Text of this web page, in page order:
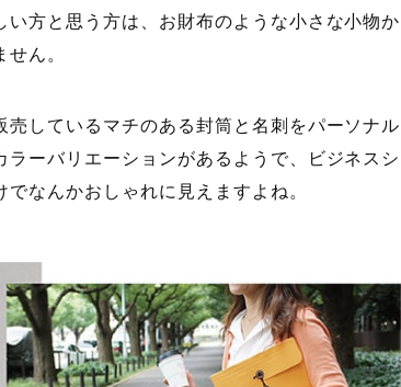
方と思う方は、お財布のような小さな小物か
ん。
しているマチのある封筒と名刺をパーソナル
ーバリエーションがあるようで、ビジネスシ
なんかおしゃれに見えますよね。